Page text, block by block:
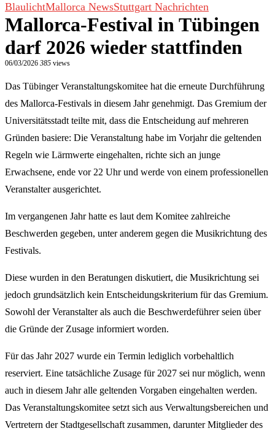
BlaulichtMallorca NewsStuttgart Nachrichten
Mallorca-Festival in Tübingen
darf 2026 wieder stattfinden
06/03/2026 385 views
Das Tübinger Veranstaltungskomitee hat die erneute Durchführung
des Mallorca-Festivals in diesem Jahr genehmigt. Das Gremium der
Universitätsstadt teilte mit, dass die Entscheidung auf mehreren
Gründen basiere: Die Veranstaltung habe im Vorjahr die geltenden
Regeln wie Lärmwerte eingehalten, richte sich an junge
Erwachsene, ende vor 22 Uhr und werde von einem professionellen
Veranstalter ausgerichtet.
Im vergangenen Jahr hatte es laut dem Komitee zahlreiche
Beschwerden gegeben, unter anderem gegen die Musikrichtung des
Festivals.
Diese wurden in den Beratungen diskutiert, die Musikrichtung sei
jedoch grundsätzlich kein Entscheidungskriterium für das Gremium.
Sowohl der Veranstalter als auch die Beschwerdeführer seien über
die Gründe der Zusage informiert worden.
Für das Jahr 2027 wurde ein Termin lediglich vorbehaltlich
reserviert. Eine tatsächliche Zusage für 2027 sei nur möglich, wenn
auch in diesem Jahr alle geltenden Vorgaben eingehalten werden.
Das Veranstaltungskomitee setzt sich aus Verwaltungsbereichen und
Vertretern der Stadtgesellschaft zusammen, darunter Mitglieder des